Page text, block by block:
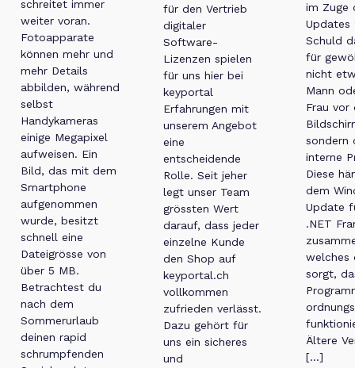
schreitet immer
weiter voran.
Fotoapparate
können mehr und
mehr Details
abbilden, während
selbst
Handykameras
einige Megapixel
aufweisen. Ein
Bild, das mit dem
Smartphone
aufgenommen
wurde, besitzt
schnell eine
Dateigrösse von
über 5 MB.
Betrachtest du
nach dem
Sommerurlaub
deinen rapid
schrumpfenden
für den Vertrieb
digitaler
Software-
Lizenzen spielen
für uns hier bei
keyportal
Erfahrungen mit
unserem Angebot
eine
entscheidende
Rolle. Seit jeher
legt unser Team
grössten Wert
darauf, dass jeder
einzelne Kunde
den Shop auf
keyportal.ch
vollkommen
zufrieden verlässt.
Dazu gehört für
uns ein sicheres
und
im Zuge
Updates
Schuld
für
nicht
Mann
Frau vor
sondern
interne
Diese
dem
Update
.NET
welches
sorgt,
Ältere
[…]